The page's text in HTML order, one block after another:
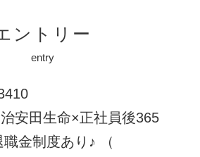
ントリー
entry
安田生命×正社員後365
金制度あり♪ （